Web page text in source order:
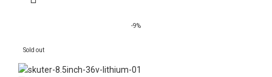
-9%
Sold out